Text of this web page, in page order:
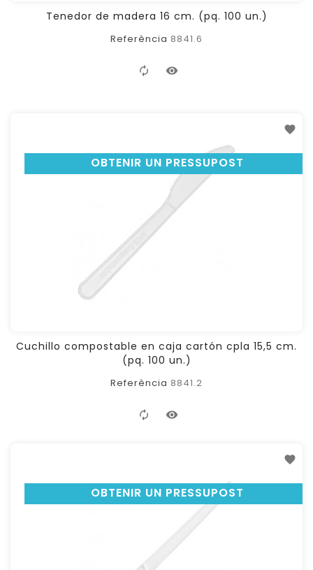
Tenedor de madera 16 cm. (pq. 100 un.)
Referència 8841.6
OBTENIR UN PRESSUPOST
Cuchillo compostable en caja cartón cpla 15,5 cm.
(pq. 100 un.)
Referència 8841.2
OBTENIR UN PRESSUPOST